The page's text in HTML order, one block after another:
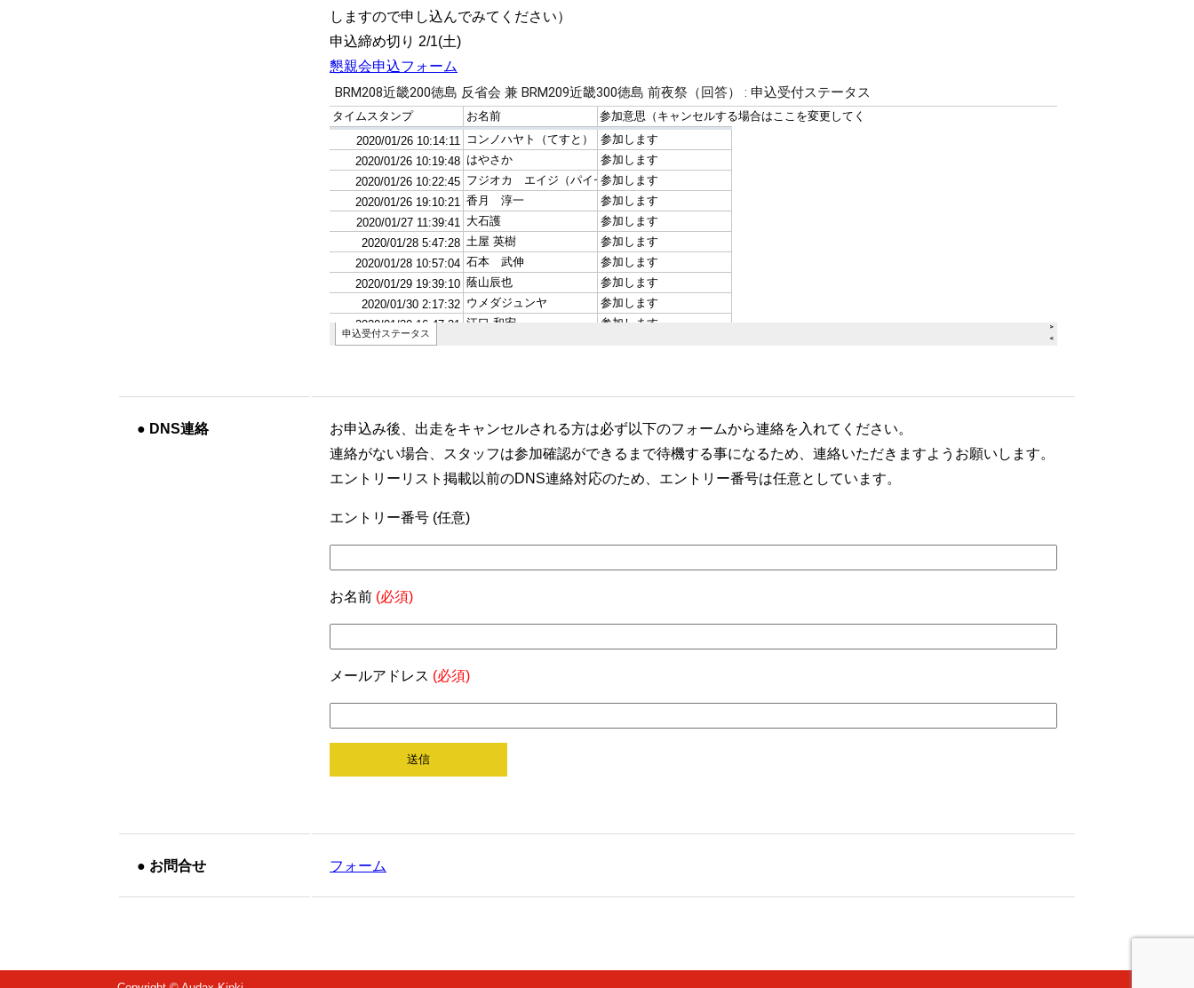
しますので申し込んでみてください）
申込締め切り 2/1(土)
懇親会申込フォーム
● DNS連絡
お申込み後、出走をキャンセルされる方は必ず以下のフォームから連絡を入れてください。
連絡がない場合、スタッフは参加確認ができるまで待機する事になるため、連絡いただきますようお願いします。
エントリーリスト掲載以前のDNS連絡対応のため、エントリー番号は任意としています。
エントリー番号 (任意)
お名前 (必須)
メールアドレス (必須)
● お問合せ フォーム